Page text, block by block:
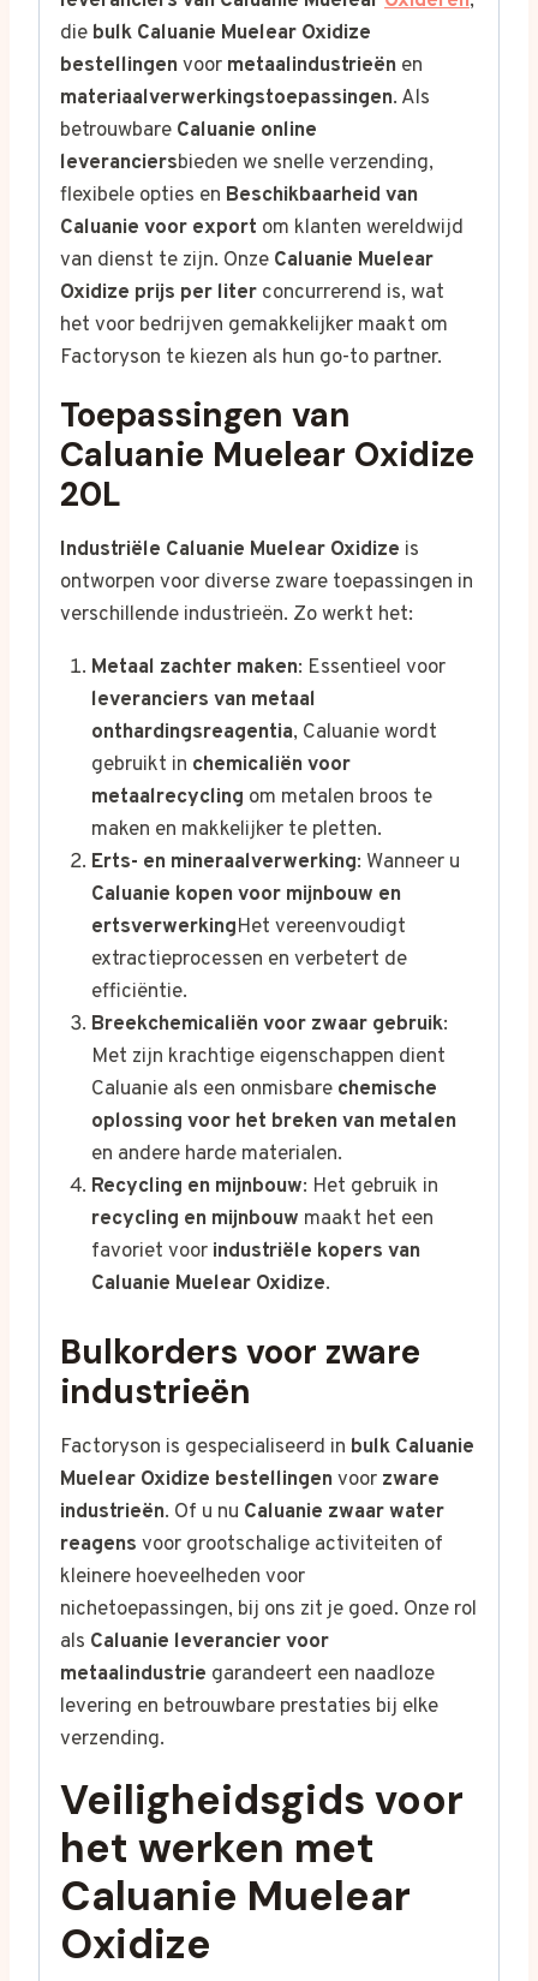
die bulk Caluanie Muelear Oxidize
bestellingenvoor metaalindustrieën en
materiaalverwerkingstoepassingen. Als
betrouwbare Caluanie online
leveranciersbieden we snelle verzending,
flexibele opties en Beschikbaarheid van
Caluanie voor export om klanten wereldwijd
van dienst te zijn. Onze Caluanie Muelear
Oxidize prijs per liter concurrerend is, wat
het voor bedrijven gemakkelijker maakt om
Factoryson te kiezen als hun go-to partner.
Toepassingen van
Caluanie Muelear Oxidize
20L
Industriële Caluanie Muelear Oxidize is
ontworpen voor diverse zware toepassingen in
verschillende industrieën. Zo werkt het:
Metaal zachter maken: Essentieel voor
leveranciers van metaal
onthardingsreagentia, Caluanie wordt
gebruikt in chemicaliën voor
metaalrecycling om metalen broos te
maken en makkelijker te pletten.
Erts- en mineraalverwerking: Wanneer u
Caluanie kopen voor mijnbouw en
ertsverwerkingHet vereenvoudigt
extractieprocessen en verbetert de
efficiëntie.
Breekchemicaliën voor zwaar gebruik:
Met zijn krachtige eigenschappen dient
Caluanie als een onmisbare chemische
oplossing voor het breken van metalen
en andere harde materialen.
Recycling en mijnbouw: Het gebruik in
recycling en mijnbouw maakt het een
favoriet voor industriële kopers van
Caluanie Muelear Oxidize.
Bulkorders voor zware
industrieën
Factoryson is gespecialiseerd in bulk Caluanie
Muelear Oxidize bestellingenvoor zware
industrieën. Of u nu Caluanie zwaar water
reagens voor grootschalige activiteiten of
kleinere hoeveelheden voor
nichetoepassingen, bij ons zit je goed. Onze rol
als Caluanie leverancier voor
metaalindustrie garandeert een naadloze
levering en betrouwbare prestaties bij elke
verzending.
Veiligheidsgids voor
het werken met
Caluanie Muelear
Oxidize